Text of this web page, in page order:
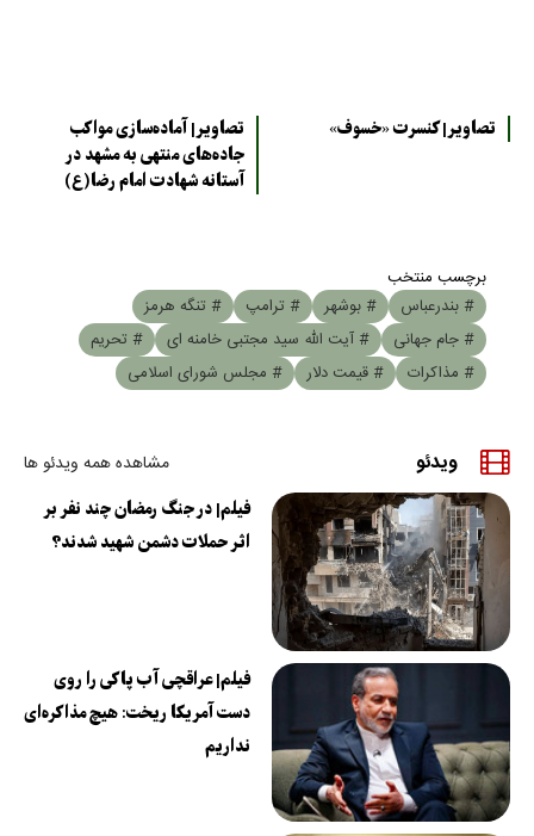
تصاویر| کنسرت «خسوف»
تصاویر| آماده‌سازی مواکب
جاده‌های منتهی به مشهد در
آستانه شهادت امام رضا(ع)
برچسب منتخب
# بندرعباس
# بوشهر # ترامپ
# تنگه هرمز
# جام جهانی
# آیت الله سید مجتبی خامنه ای
# تحریم
# مذاکرات
# قیمت دلار # مجلس شورای اسلامی
ویدئو مشاهده همه ویدئو ها
فیلم| در جنگ رمضان چند نفر بر
اثر حملات دشمن شهید شدند؟
فیلم| عراقچی آب پاکی را روی
دست آمریکا ریخت: هیچ مذاکره‌ای
نداریم